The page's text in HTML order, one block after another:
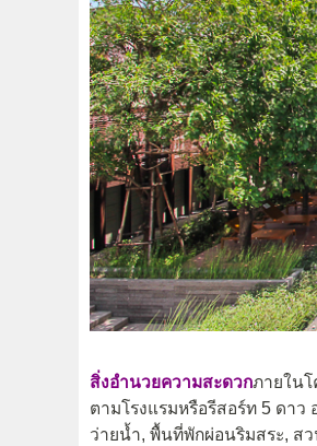
สิ่งอำนวยความสะดวกภายใน
ตามโรงแรมหรือรีสอร์ท 5 ดาว
ว่ายน้ำ, พื้นที่พักผ่อนริมสระ, ส